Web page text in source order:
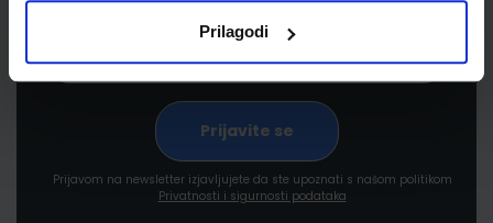
Prilagodi
Prijavom na newsletter izjavljujete da ste upoznati s našom politikom
Privatnosti i sigurnosti podataka